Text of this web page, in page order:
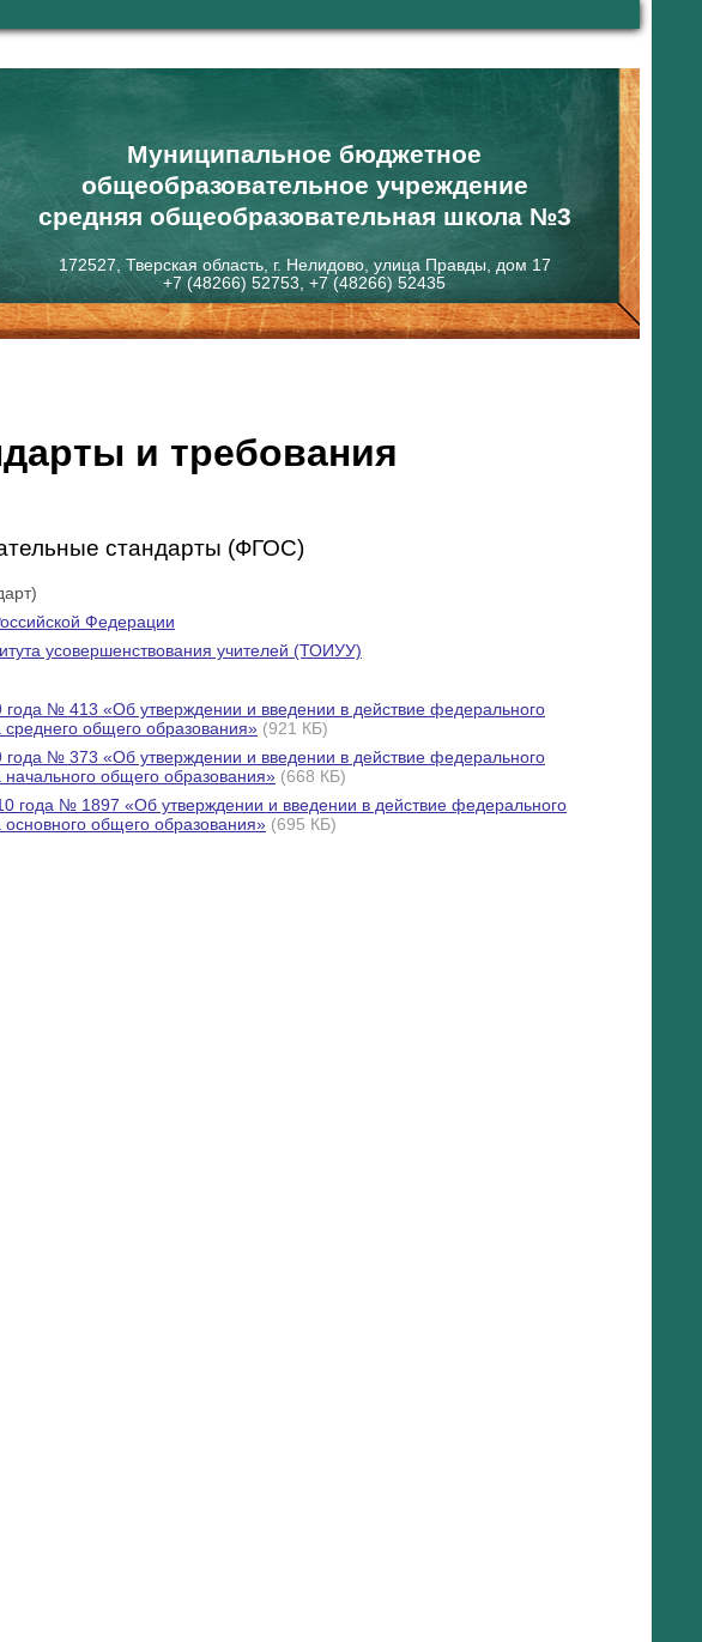
Муниципальное бюджетное
общеобразовательное учреждение
средняя общеобразовательная школа №3
172527, Тверская область, г. Нелидово, улица Правды, дом 17
+7 (48266) 52753, +7 (48266) 52435
и требования
стандарты (ФГОС)
Федерации
усовершенствования учителей (ТОИУУ)
года № 413 «Об утверждении и введении в действие федерального
среднего общего образования» (921 КБ)
года № 373 «Об утверждении и введении в действие федерального
начального общего образования» (668 КБ)
года № 1897 «Об утверждении и введении в действие федерального
основного общего образования» (695 КБ)